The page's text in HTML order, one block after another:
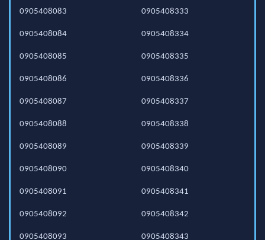
0905408083
0905408084
0905408085
0905408086
0905408087
0905408088
0905408089
0905408090
0905408091
0905408092
0905408093
0905408333
0905408334
0905408335
0905408336
0905408337
0905408338
0905408339
0905408340
0905408341
0905408342
0905408343